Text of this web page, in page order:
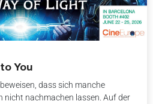
You
dass sich manche
nicht nachmachen lassen. Auf der